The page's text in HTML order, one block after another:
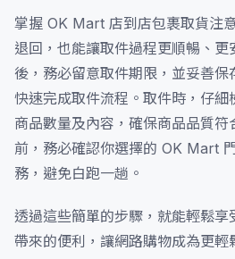
掌握 OK Mart 店到店包裹取貨注
退回，也能讓取件過程更順暢、更
後，務必留意取件期限，並妥善
快速完成取件流程。取件時，仔
商品數量及內容，確保商品品質
前，務必確認你選擇的 OK Mart
務，避免白跑一趟。
透過這些簡單的步驟，就能輕鬆
帶來的便利，讓網路購物成為更輕